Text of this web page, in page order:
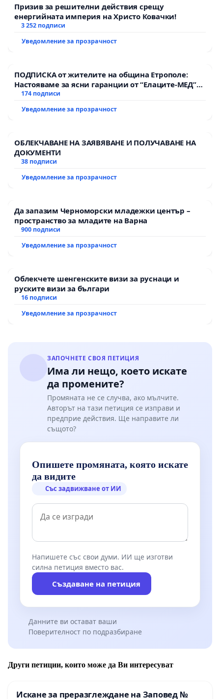
Призив за решителни действия срещу
енергийната империя на Христо Ковачки!
3 252 подписи
Уведомление за прозрачност
ПОДПИСКА от жителите на община Етрополе:
Настояваме за ясни гаранции от “Елаците-МЕД”
АД и от държавата, че ще се изпълнят всички
174 подписи
Уведомление за прозрачност
ОБЛЕКЧАВАНЕ НА ЗАЯВЯВАНЕ И ПОЛУЧАВАНЕ НА
ДОКУМЕНТИ
38 подписи
Уведомление за прозрачност
Да запазим Черноморски младежки център –
пространство за младите на Варна
900 подписи
Уведомление за прозрачност
Облекчете шенгенските визи за руснаци и
руските визи за българи
16 подписи
Уведомление за прозрачност
ЗАПОЧНЕТЕ СВОЯ ПЕТИЦИЯ
Има ли нещо, което искате
да промените?
Промяната не се случва, ако мълчите.
Авторът на тази петиция се изправи и
предприе действия. Ще направите ли
същото?
Опишете промяната, която искате
да видите
Със задвижване от ИИ
Напишете със свои думи. ИИ ще изготви
силна петиция вместо вас.
Създаване на петиция
Данните ви остават ваши
Поверителност по подразбиране
Други петиции, които може да Ви интересуват
Искане за преразглеждане на Заповед №